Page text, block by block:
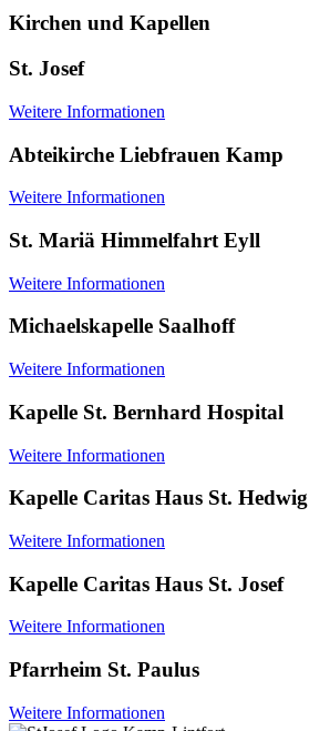
Kirchen und Kapellen
St. Josef
Weitere Informationen
Abteikirche Liebfrauen Kamp
Weitere Informationen
St. Mariä Himmelfahrt Eyll
Weitere Informationen
Michaelskapelle Saalhoff
Weitere Informationen
Kapelle St. Bernhard Hospital
Weitere Informationen
Kapelle Caritas Haus St. Hedwig
Weitere Informationen
Kapelle Caritas Haus St. Josef
Weitere Informationen
Pfarrheim St. Paulus
Weitere Informationen